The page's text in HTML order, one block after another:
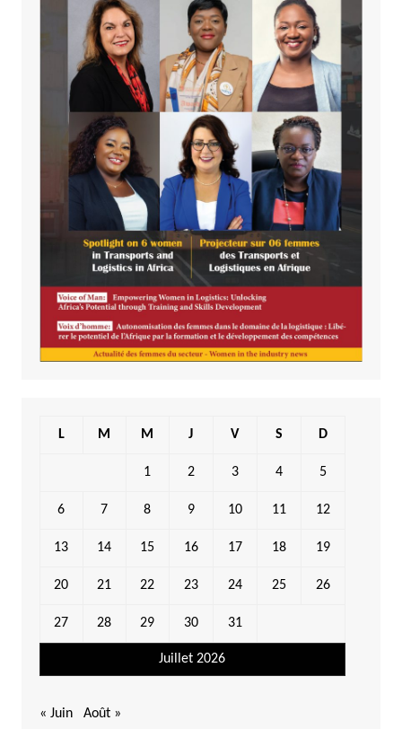
Juillet 2026
L M M J V S D
1 2 3 4 5
6 7 8 9 10 11 12
13 14 15 16 17 18 19
20 21 22 23 24 25 26
27 28 29 30 31
« Juin Août »